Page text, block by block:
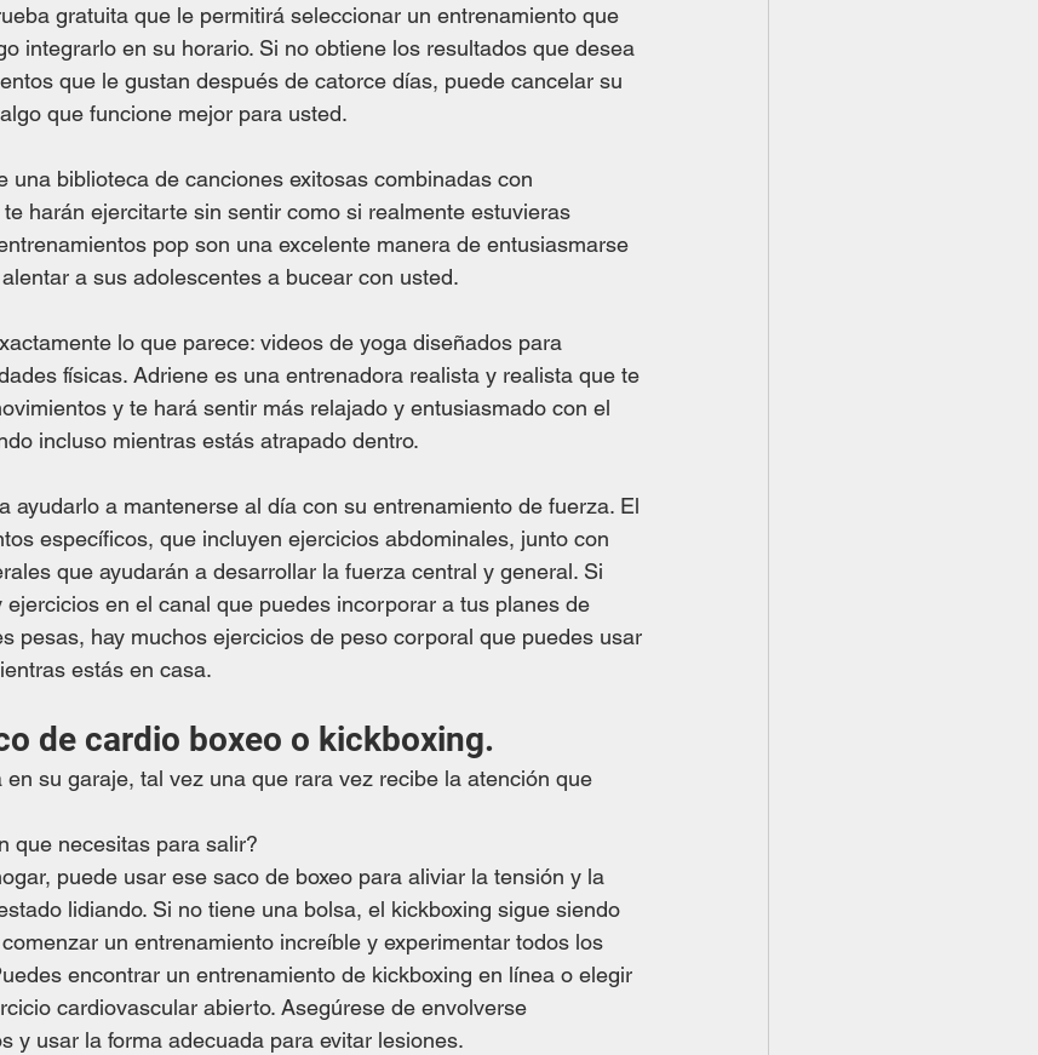
gratuita que le permitirá seleccionar un entrenamiento que
integrarlo en su horario. Si no obtiene los resultados que desea
que le gustan después de catorce días, puede cancelar su
que funcione mejor para usted.
biblioteca de canciones exitosas combinadas con
harán ejercitarte sin sentir como si realmente estuvieras
pop son una excelente manera de entusiasmarse
a sus adolescentes a bucear con usted.
lo que parece: videos de yoga diseñados para
físicas. Adriene es una entrenadora realista y realista que te
y te hará sentir más relajado y entusiasmado con el
incluso mientras estás atrapado dentro.
ayudarlo a mantenerse al día con su entrenamiento de fuerza. El
específicos, que incluyen ejercicios abdominales, junto con
que ayudarán a desarrollar la fuerza central y general. Si
en el canal que puedes incorporar a tus planes de
pesas, hay muchos ejercicios de peso corporal que puedes usar
estás en casa.
de cardio boxeo o kickboxing.
su garaje, tal vez una que rara vez recibe la atención que
que necesitas para salir?
puede usar ese saco de boxeo para aliviar la tensión y la
lidiando. Si no tiene una bolsa, el kickboxing sigue siendo
un entrenamiento increíble y experimentar todos los
encontrar un entrenamiento de kickboxing en línea o elegir
cardiovascular abierto. Asegúrese de envolverse
y usar la forma adecuada para evitar lesiones.